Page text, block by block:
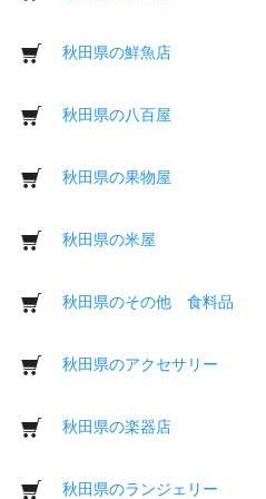
秋田県の鮮魚店
秋田県の八百屋
秋田県の果物屋
秋田県の米屋
秋田県のその他 食料品
秋田県のアクセサリー
秋田県の楽器店
秋田県のランジェリー